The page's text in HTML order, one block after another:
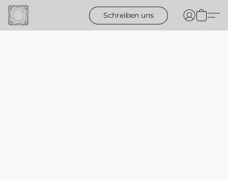
Schreiben uns